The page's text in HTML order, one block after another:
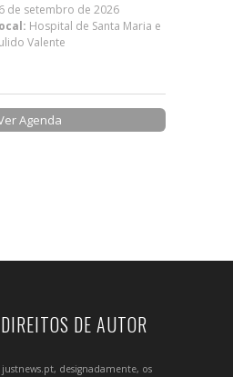
de setembro de 2026
Hospital de Santa Maria e
Valente
Agenda
DE AUTOR
designadamente, os